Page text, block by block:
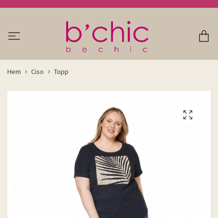
Hem Ciso Topp